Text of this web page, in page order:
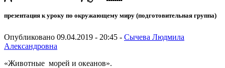
презентация к уроку по окружающему миру (подготовительная группа)
Опубликовано 09.04.2019 - 20:45 - Сычева Людмила
Александровна
«Животные морей и океанов».